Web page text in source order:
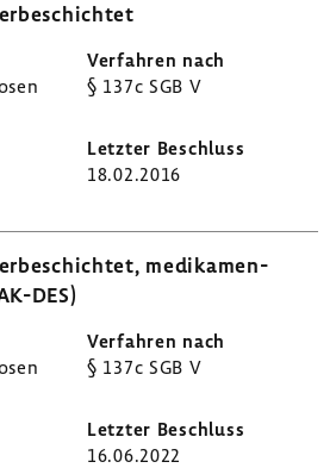
§ 137c SGB V
18.02.2016
medi­ka­men­
DES)
§ 137c SGB V
16.06.2022